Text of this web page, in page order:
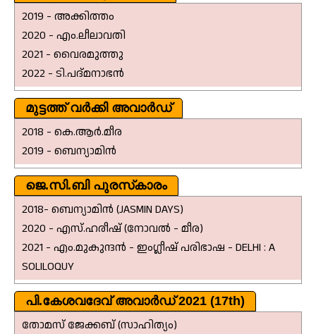
2019 - അക്കിത്തം
2020 - എം.ലീലാവതി
2021 - വൈരമുത്തു
2022 - ടി.പദ്മനാഭൻ
മുട്ടത്ത് വർക്കി അവാർഡ്
2018 - കെ.ആർ.മീര
2019 - ബെന്യാമിൻ
ജെ.സി.ബി പുരസ്‌കാരം
2018- ബെന്യാമിൻ (JASMIN DAYS)
2020 - എസ്.ഹരീഷ് (നോവൽ - മീര)
2021 - എം.മുകുന്ദൻ - ഇംഗ്ലീഷ് പരിഭാഷ - DELHI : A
SOLILOQUY
പി.കേശവദേവ് അവാർഡ് 2021 (17th)
തോമസ് ജേക്കബ് (സാഹിത്യം)